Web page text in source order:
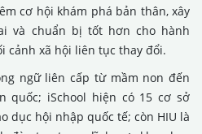
cơ hội khám phá bản thân, xây
và chuẩn bị tốt hơn cho hành
xã hội liên tục thay đổi.
ngữ liên cấp từ mầm non đến
quốc; iSchool hiện có 15 cơ sở
dục hội nhập quốc tế; còn HIU là